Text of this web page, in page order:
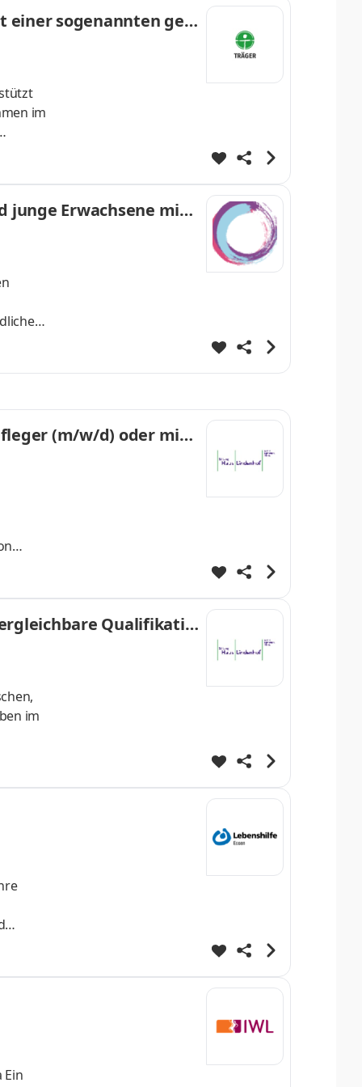
einer sogenannten geis
im
ab
junge Erwachsene mit
(m/w/d) oder mit v
Qualifikatio